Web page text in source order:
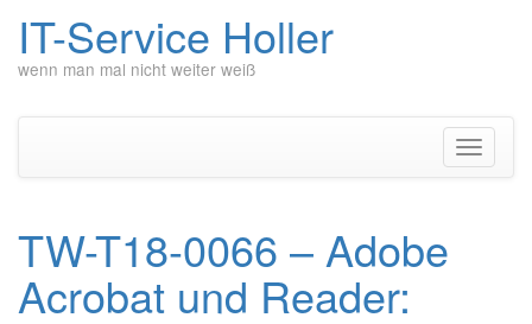
IT-Service Holler
wenn man mal nicht weiter weiß
TW-T18-0066 – Adobe
Acrobat und Reader: